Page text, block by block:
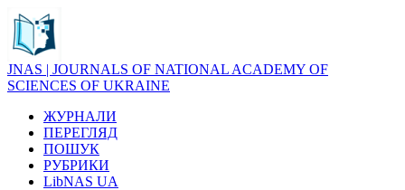
JNAS | JOURNALS OF NATIONAL ACADEMY OF
SCIENCES OF UKRAINE
ЖУРНАЛИ
ПЕРЕГЛЯД
ПОШУК
РУБРИКИ
LibNAS UA